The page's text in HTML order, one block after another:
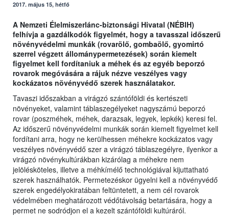
2017. május 15, hétfő
A Nemzeti Élelmiszerlánc-biztonsági Hivatal (NÉBIH)
felhívja a gazdálkodók figyelmét, hogy a tavasszal időszerű
növényvédelmi munkák (rovarölő, gombaölő, gyomirtó
szerrel végzett állománypermetezések) során kiemelt
figyelmet kell fordítaniuk a méhek és az egyéb beporzó
rovarok megóvására a rájuk nézve veszélyes vagy
kockázatos növényvédő szerek használatakor.
Tavaszi időszakban a virágzó szántóföldi és kertészeti
növényeket, valamint táblaszegélyeket nagyszámú beporzó
rovar (poszméhek, méhek, darazsak, legyek, lepkék) keresi fel.
Az időszerű növényvédelmi munkák során kiemelt figyelmet kell
fordítani arra, hogy ne kerülhessen méhekre kockázatos vagy
veszélyes növényvédő szer a virágzó táblaszegélyre, ilyenkor a
virágzó növénykultúrákban kizárólag a méhekre nem
jelölésköteles, illetve a méhkímélő technológiával kijuttatható
szerek használhatók. Permetezéskor ügyelni kell a növényvédő
szerek engedélyokiratában feltüntetett, a nem cél rovarok
védelmében meghatározott védőtávolság betartására, hogy a
permet ne sodródjon el a kezelt szántóföldi kultúráról.